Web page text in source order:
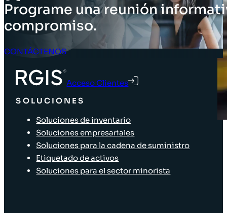
Programe una reunión
compromiso.
CONTÁCTENOS
Acceso Clientes
SOLUCIONES
Soluciones de inventario
Soluciones empresariales
Soluciones para la cadena de suministro
Etiquetado de activos
Soluciones para el sector minorista